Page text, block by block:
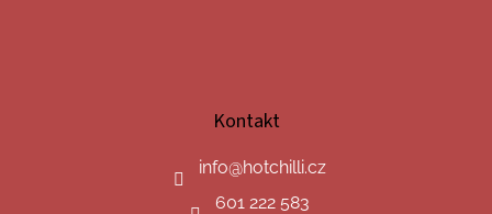
Kontakt
info@hotchilli.cz
601 222 583